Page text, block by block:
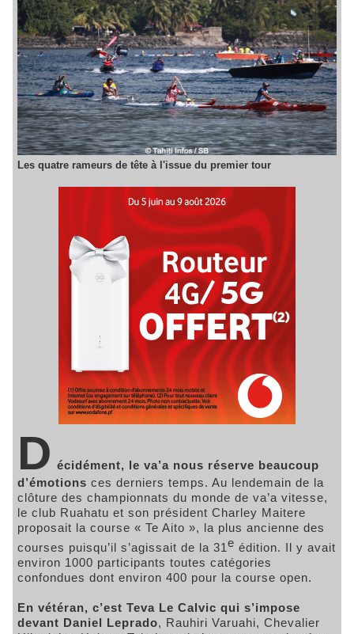
Les quatre rameurs de tête à l'issue du premier tour
D écidément, le va’a nous réserve beaucoup
d’émotions ces derniers temps. Au lendemain de la
clôture des championnats du monde de va’a vitesse,
le club Ruahatu et son président Charley Maitere
proposait la course « Te Aito », la plus ancienne des
courses puisqu’il s’agissait de la 31e édition. Il y avait
environ 1000 participants toutes catégories
confondues dont environ 400 pour la course open.
En vétéran, c’est Teva Le Calvic qui s’impose
devant Daniel Leprado, Rauhiri Varuahi, Chevalier